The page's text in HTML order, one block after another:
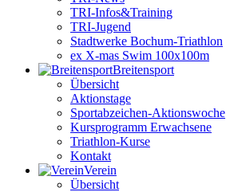
TRI-Infos&Training
TRI-Jugend
Stadtwerke Bochum-Triathlon
ex X-mas Swim 100x100m
Breiten­sport
Übersicht
Aktionstage
Sportabzeichen-Aktionswoche
Kursprogramm Erwachsene
Triathlon-Kurse
Kontakt
Verein
Übersicht